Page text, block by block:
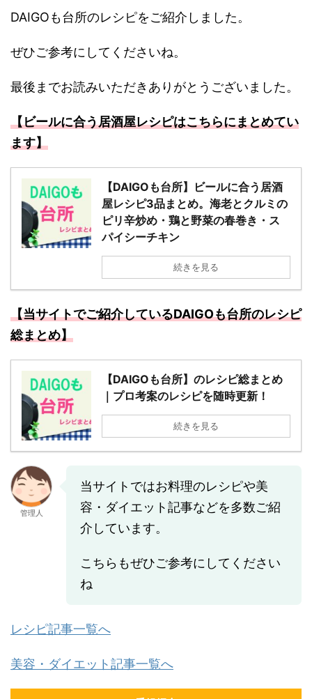
DAIGOも台所のレシピをご紹介しました。
ぜひご参考にしてくださいね。
最後までお読みいただきありがとうございました。
【ビールに合う居酒屋レシピはこちらにまとめてい
ます】
【DAIGOも台所】ビールに合う居酒
屋レシピ3品まとめ。海老とクルミの
ピリ辛炒め・鶏と野菜の春巻き・ス
パイシーチキン
続きを見る
【当サイトでご紹介しているDAIGOも台所のレシピ
総まとめ】
【DAIGOも台所】のレシピ総まとめ
｜プロ考案のレシピを随時更新！
続きを見る
管理人
当サイトではお料理のレシピや美
容・ダイエット記事などを多数ご紹
介しています。
こちらもぜひご参考にしてください
ね
レシピ記事一覧へ
美容・ダイエット記事一覧へ